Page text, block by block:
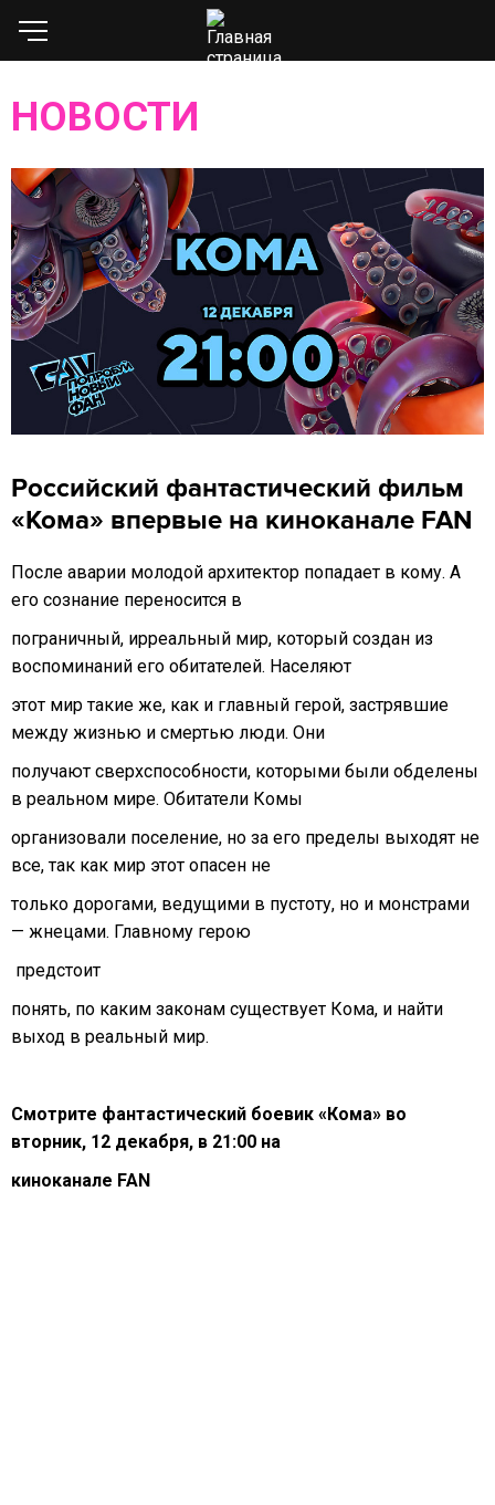
НОВОСТИ
Российский фантастический фильм
«Кома» впервые на киноканале FAN
После аварии молодой архитектор попадает в кому. А
его сознание переносится в
пограничный, ирреальный мир, который создан из
воспоминаний его обитателей. Населяют
этот мир такие же, как и главный герой, застрявшие
между жизнью и смертью люди. Они
получают сверхспособности, которыми были обделены
в реальном мире. Обитатели Комы
организовали поселение, но за его пределы выходят не
все, так как мир этот опасен не
только дорогами, ведущими в пустоту, но и монстрами
— жнецами. Главному герою
предстоит
понять, по каким законам существует Кома, и найти
выход в реальный мир.
Смотрите фантастический боевик «Кома» во
вторник, 12 декабря, в 21:00 на
киноканале FAN